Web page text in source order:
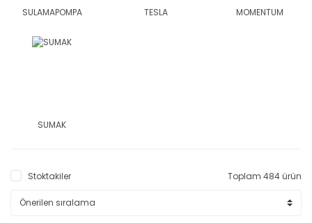
SULAMAPOMPA TESLA MOMENTUM
SUMAK
Stoktakiler Toplam 484 ürün